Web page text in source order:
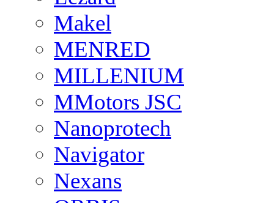
Makel
MENRED
MILLENIUM
MMotors JSC
Nanoprotech
Navigator
Nexans